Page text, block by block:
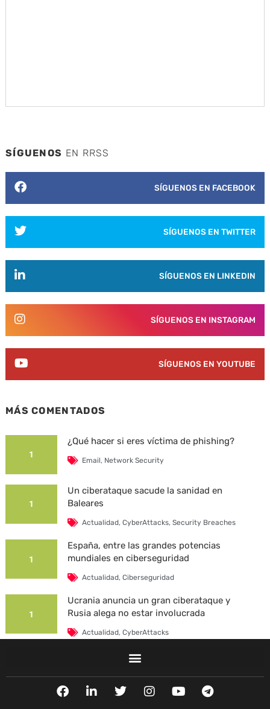
SÍGUENOS EN RRSS
SÍGUENOS EN FACEBOOK
SÍGUENOS EN TWITTER
SÍGUENOS EN LINKEDIN
SÍGUENOS EN INSTAGRAM
SÍGUENOS EN YOUTUBE
MÁS COMENTADOS
1
¿Qué hacer si eres víctima de phishing?
Email, Network Security
1
Un ciberataque sacude la sanidad en
Baleares
Actualidad,CyberAttacks,Security Breaches
1
España, entre las grandes potencias
mundiales en ciberseguridad
Actualidad,Ciberseguridad
1
Ucrania anuncia un gran ciberataque y
Rusia alega no estar involucrada
Actualidad,CyberAttacks
La Universidad Autónoma de Barcelona es
Actualidad,CyberAttacks ,Security Breaches
F
a
L
i
T
w
I
n
Y
o
T
e